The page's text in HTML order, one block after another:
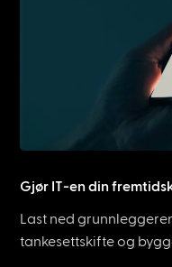
Gjør IT-en din
Last ned
tankesettskifte og